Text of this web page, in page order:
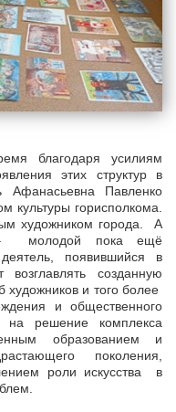
благодаря усилиям
этих структур в
Афанасьевна Павленко
горисполкома.
художником города. А
– молодой пока ещё
появившийся в
созданную
художников и того более
и общественного
на решение комплекса
образованием и
поколения,
роли искусства в